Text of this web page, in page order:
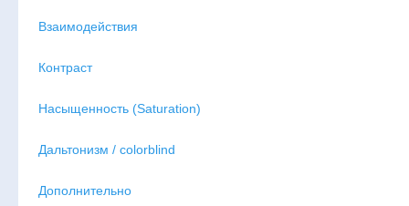
Взаимодействия
Контраст
Насыщенность (Saturation)
Дальтонизм / colorblind
Дополнительно